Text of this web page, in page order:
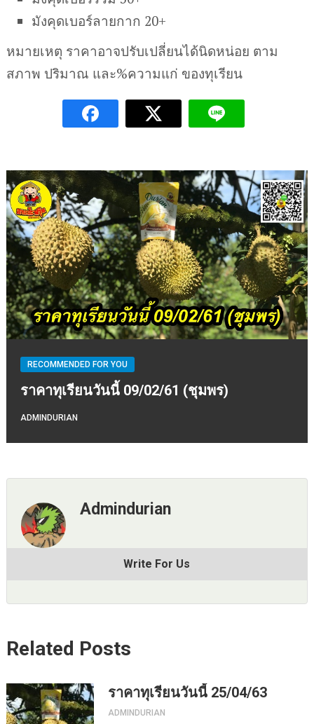
มังคุดเบอร์ลายกาก 20+
หมายเหตุ ราคาอาจปรับเปลี่ยนได้นิดหน่อย ตาม
สภาพ ปริมาณ และ%ความแก่ ของทุเรียน
RECOMMENDED FOR YOU
ราคาทุเรียนวันนี้ 09/02/61 (ชุมพร)
ADMINDURIAN
Admindurian
Write For Us
Related Posts
ราคาทุเรียนวันนี้ 25/04/63
ADMINDURIAN